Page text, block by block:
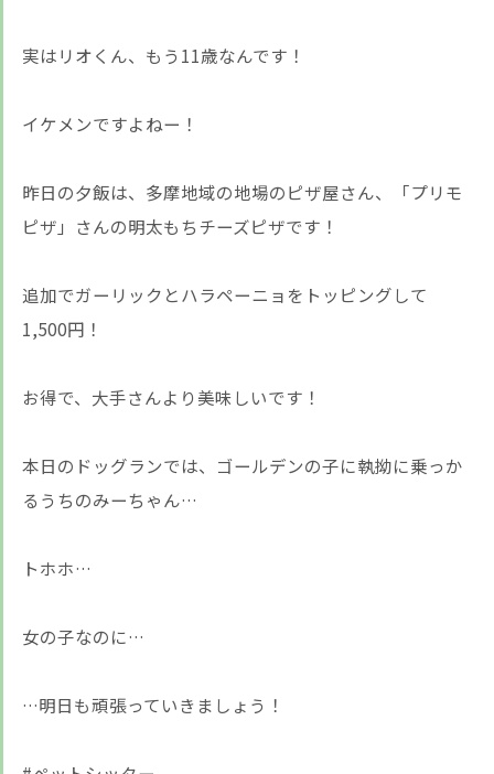
実はリオくん、もう11歳なんです！
イケメンですよねー！
昨日の夕飯は、多摩地域の地場のピザ屋さん、「プリモ
ピザ」さんの明太もちチーズピザです！
追加でガーリックとハラペーニョをトッピングして
1,500円！
お得で、大手さんより美味しいです！
本日のドッグランでは、ゴールデンの子に執拗に乗っか
るうちのみーちゃん…
トホホ…
女の子なのに…
…明日も頑張っていきましょう！